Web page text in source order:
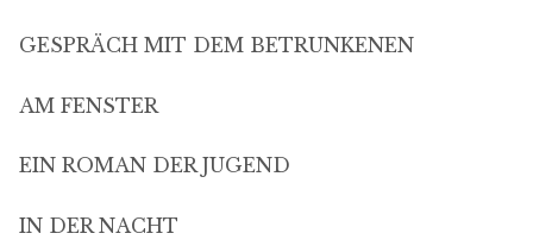
GESPRÄCH MIT DEM BETRUNKENEN
AM FENSTER
EIN ROMAN DER JUGEND
IN DER NACHT